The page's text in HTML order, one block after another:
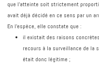
que l'atteinte soit strictement
avait déjà décidé en ce sens par un
En l’espèce, elle constate que :
il existait des raisons
recours à la surveillance de la
était donc légitime ;